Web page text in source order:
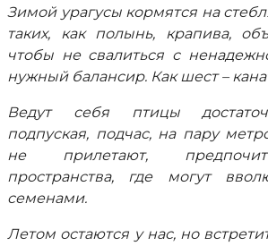
Зимой урагусы кормятся на
таких, как полынь, крапива,
чтобы не свалиться с
нужный балансир. Как шест –
Ведут себя птицы
подпуская, подчас, на пару
не прилетают,
пространства, где могут
семенами.
Летом остаются у нас, но